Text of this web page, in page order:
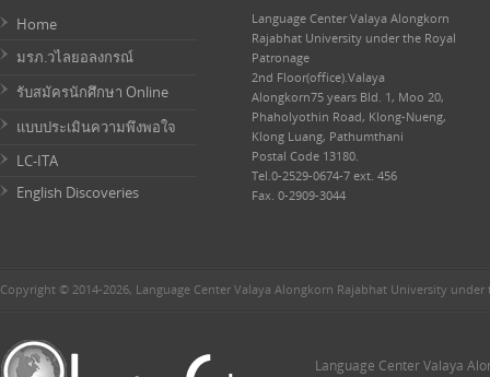
Home
มรภ.วไลยอลงกรณ์
รับสมัครนักศึกษา Online
แบบประเมินความพึงพอใจ
LC-ITA
English Discoveries
Language Center Valaya Alongkorn
Rajabhat University under the Royal
Patronage
2nd Floor(office).Valaya
Alongkorn75 years Bld. 1, Moo 20,
Phaholyothin Road, Klong-Nueng,
Klong Luang, Pathumthani
Postal Code 13180.
Tel.0-2529-0674-7 ext. 456
Fax. 0-2909-3044
Copyright © 2014-2026, Language Center Valaya Alongkorn Rajabhat University
Language Center Valaya